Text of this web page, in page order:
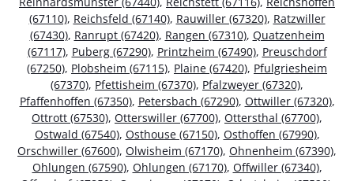
(67110), Reichsfeld (67140), Rauwiller (67320), Ratzwiller
(67430), Ranrupt (67420), Rangen (67310), Quatzenheim
(67117), Puberg (67290), Printzheim (67490), Preuschdorf
(67250), Plobsheim (67115), Plaine (67420), Pfulgriesheim
(67370), Pfettisheim (67370), Pfalzweyer (67320),
Pfaffenhoffen (67350), Petersbach (67290), Ottwiller (67320),
Ottrott (67530), Otterswiller (67700), Ottersthal (67700),
Ostwald (67540), Osthouse (67150), Osthoffen (67990),
Orschwiller (67600), Olwisheim (67170), Ohnenheim (67390),
Ohlungen (67590), Ohlungen (67170), Offwiller (67340),